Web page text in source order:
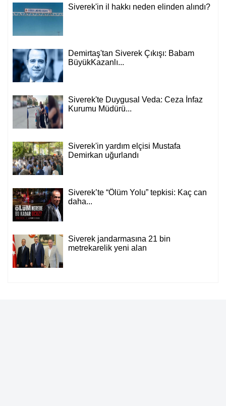
Siverek'in il hakkı neden elinden alındı?
Demirtaş'tan Siverek Çıkışı: Babam
BüyükKazanlı...
Siverek'te Duygusal Veda: Ceza İnfaz
Kurumu Müdürü...
Siverek'in yardım elçisi Mustafa
Demirkan uğurlandı
Siverek’te “Ölüm Yolu” tepkisi: Kaç can
daha...
Siverek jandarmasına 21 bin
metrekarelik yeni alan